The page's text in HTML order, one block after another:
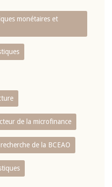
monétaires et
de la microfinance
de la BCEAO